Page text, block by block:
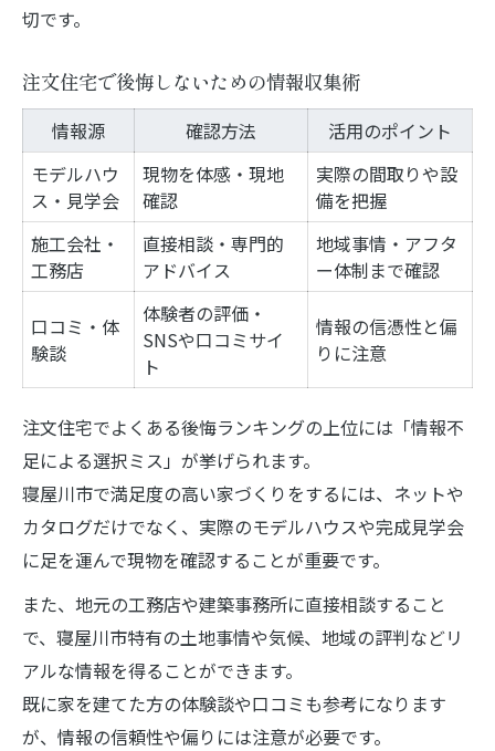
切です。
注文住宅で後悔しないための情報収集術
情報源 確認方法
活用のポイント
モデルハウ
ス・見学会
現物を体感・現地
確認
実際の間取りや設
備を把握
施工会社・
工務店
直接相談・専門的
アドバイス
地域事情・アフタ
ー体制まで確認
口コミ・体
験談
体験者の評価・
SNSや口コミサイ
ト
情報の信憑性と偏
りに注意
注文住宅でよくある後悔ランキングの上位には「情報不
足による選択ミス」が挙げられます。
寝屋川市で満足度の高い家づくりをするには、ネットや
カタログだけでなく、実際のモデルハウスや完成見学会
に足を運んで現物を確認することが重要です。
また、地元の工務店や建築事務所に直接相談すること
で、寝屋川市特有の土地事情や気候、地域の評判などリ
アルな情報を得ることができます。
既に家を建てた方の体験談や口コミも参考になります
が、情報の信頼性や偏りには注意が必要です。